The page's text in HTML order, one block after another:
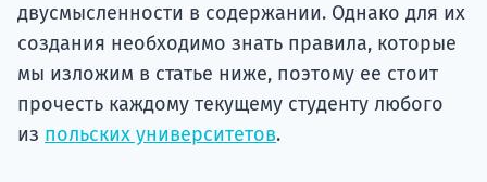
двусмысленности в содержании. Однако для их
создания необходимо знать правила, которые
мы изложим в статье ниже, поэтому ее стоит
прочесть каждому текущему студенту любого
из польских университетов.